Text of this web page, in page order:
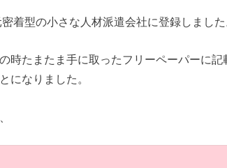
着型の小さな人材派遣会社に登録しました
時たまたま手に取ったフリーペーパーに記
になりました。